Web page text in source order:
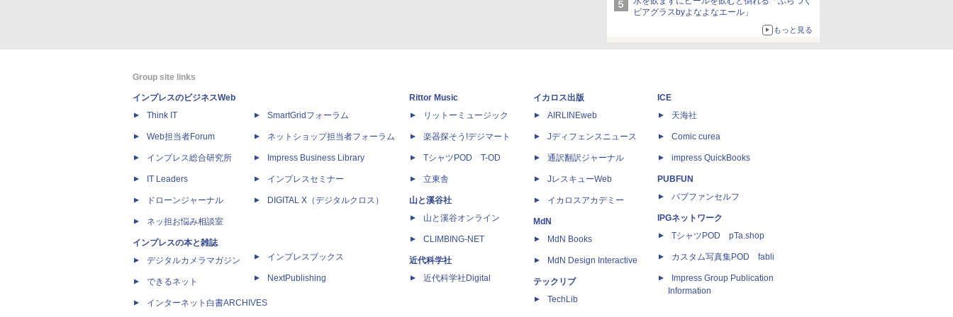
ビアグラスbyよなよなエール」
もっと見る
Group site links
インプレスのビジネスWeb
Think IT
Web担当者Forum
インプレス総合研究所
IT Leaders
ドローンジャーナル
ネッ担お悩み相談室
インプレスの本と雑誌
デジタルカメラマガジン
できるネット
インターネット白書ARCHIVES
SmartGridフォーラム
ネットショップ担当者フォーラム
Impress Business Library
インプレスセミナー
DIGITAL X（デジタルクロス）
インプレスブックス
NextPublishing
Rittor Music
リットーミュージック
楽器探そう!デジマート
TシャツPOD T-OD
立東舎
山と溪谷社
山と溪谷オンライン
CLIMBING-NET
近代科学社
近代科学社Digital
イカロス出版
AIRLINEweb
Jディフェンスニュース
通訳翻訳ジャーナル
JレスキューWeb
イカロスアカデミー
MdN
MdN Books
MdN Design Interactive
テックリブ
TechLib
ICE
天海社
Comic curea
impress QuickBooks
PUBFUN
パブファンセルフ
IPGネットワーク
TシャツPOD pTa.shop
カスタム写真集POD fabli
Impress Group Publication
Information